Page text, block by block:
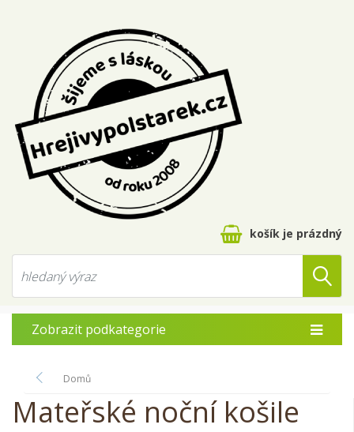
košík je prázdný
Zobrazit podkategorie
Domů
Mateřské noční košile